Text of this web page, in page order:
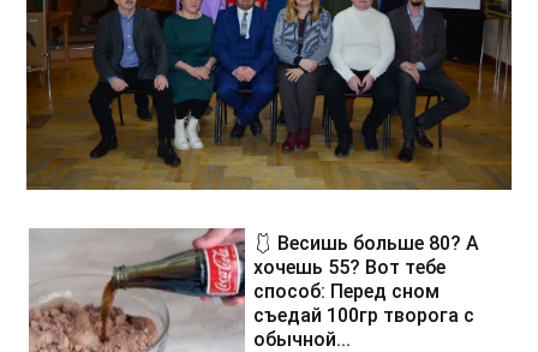
🩱 Весишь больше 80? А
хочешь 55? Вот тебе
способ: Перед сном
съедай 100гр творога с
обычной...